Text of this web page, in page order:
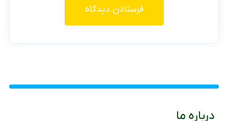
درباره ما